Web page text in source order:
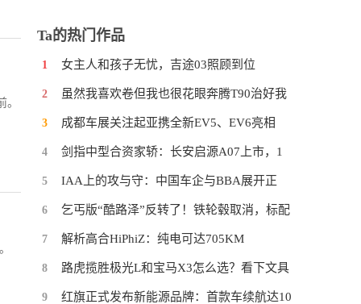
Ta的热门作品
1 女主人和孩子无忧，吉途03照顾到位
2 虽然我喜欢卷但我也很花眼奔腾T90治好我
3 成都车展关注起亚携全新EV5、EV6亮相
4 剑指中型合资家轿：长安启源A07上市，1
5 IAA上的攻与守：中国车企与BBA展开正
6 乞丐版“酷路泽”反转了！铁轮毂取消，标配
7 解析高合HiPhiZ：纯电可达705KM
8 路虎揽胜极光L和宝马X3怎么选？看下文具
9 红旗正式发布新能源品牌：首款车续航达10